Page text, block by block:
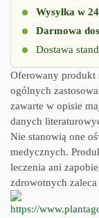
Wysyłka w
Darmowa
Dostawa
Oferowany produkt
ogólnych
zawarte w opisie
danych
Nie stanowią one
medycznych.
leczenia ani
zdrowotnych